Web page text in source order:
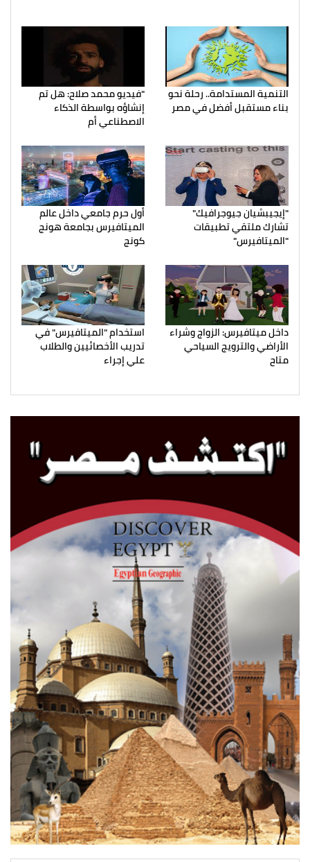
التنمية المستدامة.. رحلة نحو
بناء مستقبل أفضل في مصر
"فيديو محمد صلاح: هل تم
إنشاؤه بواسطة الذكاء
الاصطناعي أم
"إيجيبشيان جيوجرافيك"
تشارك ملتقي تطبيقات
"الميتافيرس"
أول حرم جامعي داخل عالم
الميتافيرس بجامعة هونج
كونج
داخل ميتافيرس: الزواج وشراء
الأراضي والترويج السياحي
متاح
استخدام "الميتافيرس" في
تدريب الأخصائيين والطلاب
علي إجراء